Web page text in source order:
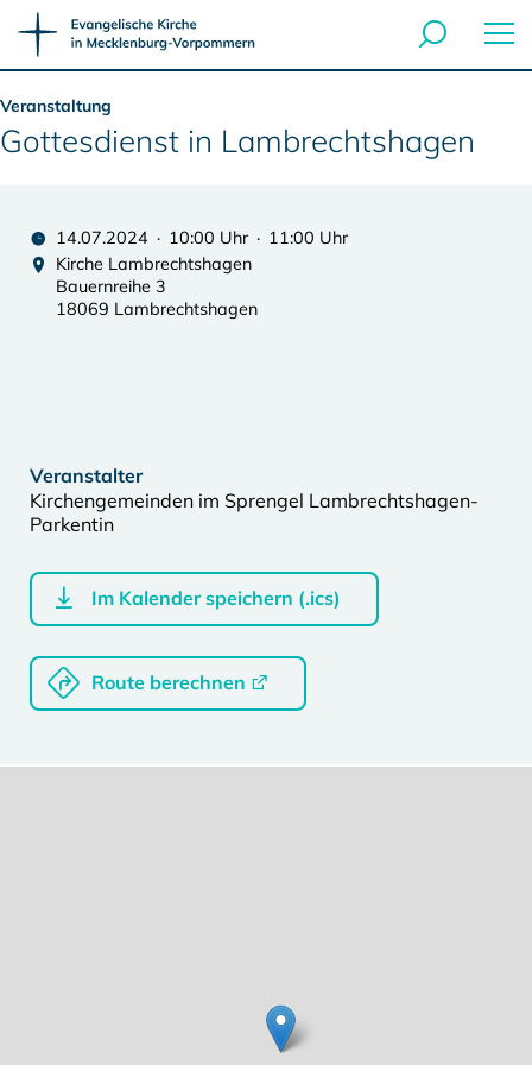
Veranstaltung
Gottesdienst in Lambrechtshagen
14.07.2024 · 10:00 Uhr · 11:00 Uhr
Kirche Lambrechtshagen
Bauernreihe 3
18069 Lambrechtshagen
Veranstalter
Kirchengemeinden im Sprengel Lambrechtshagen-
Parkentin
Im Kalender speichern (.ics)
Route berechnen